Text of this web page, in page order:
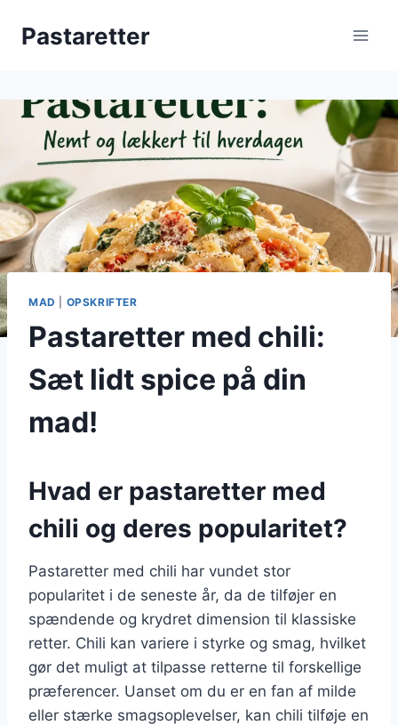
Pastaretter
MAD OPSKRIFTER
Pastaretter med chili:
Sæt lidt spice på din
mad!
Hvad er pastaretter med
chili og deres popularitet?
Pastaretter med chili har vundet stor
popularitet i de seneste år, da de tilføjer en
spændende og krydret dimension til klassiske
retter. Chili kan variere i styrke og smag, hvilket
gør det muligt at tilpasse retterne til forskellige
præferencer. Uanset om du er en fan af milde
eller stærke smagsoplevelser, kan chili tilføje en